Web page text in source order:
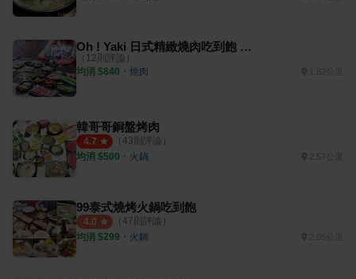
Oh ! Yaki 日式精緻燒肉吃到飽 新莊店
（ 12則評論）
均消 $840 ・ 燒肉 1.82公里
韓哥哥銅盤烤肉
4.7 （ 43則評論）
均消 $500 ・ 火鍋 2.57公里
99泰式燒烤火鍋吃到飽
4.0 （ 47則評論）
均消 $299 ・ 火鍋 2.05公里